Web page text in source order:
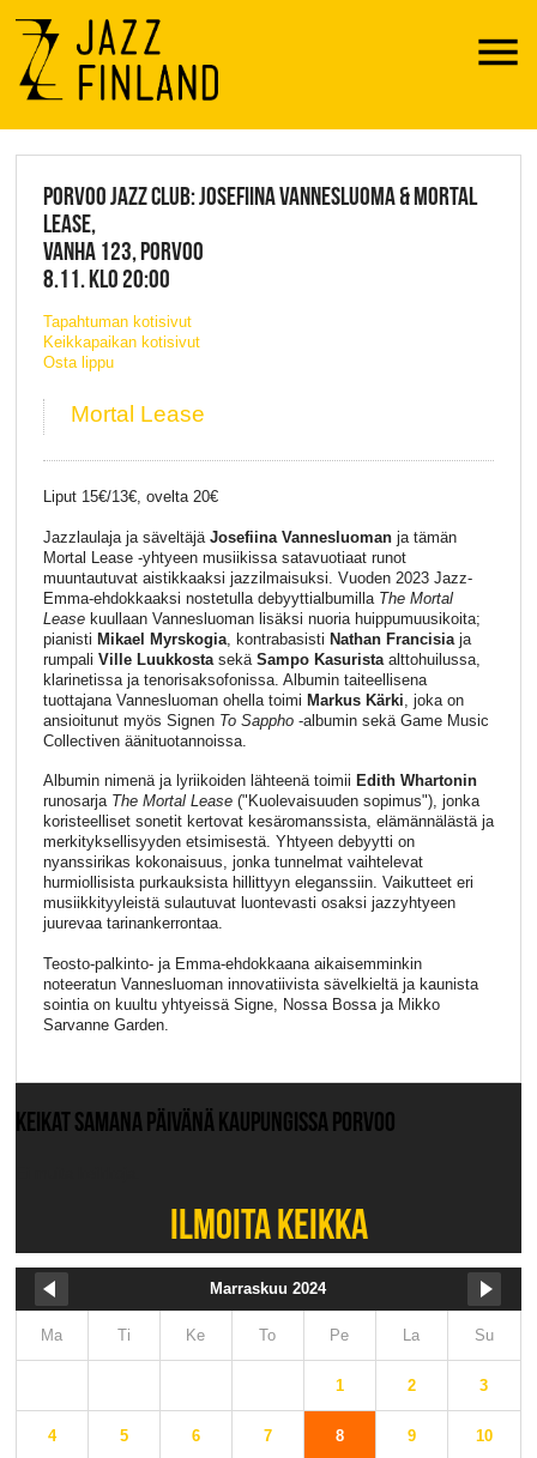
Menu
JAZZ FINLAND LIVE
PORVOO JAZZ CLUB: JOSEFIINA VANNESLUOMA & MORTAL
LEASE,
VANHA 123, PORVOO
8.11. KLO 20:00
Tapahtuman kotisivut
Keikkapaikan kotisivut
Osta lippu
Mortal Lease
Liput 15€/13€, ovelta 20€
Jazzlaulaja ja säveltäjä Josefiina Vannesluomanja tämän
Mortal Lease -yhtyeen musiikissa satavuotiaat runot
muuntautuvat aistikkaaksi jazzilmaisuksi. Vuoden 2023 Jazz-
Emma-ehdokkaaksi nostetulla debyyttialbumilla The Mortal
Leasekuullaan Vannesluoman lisäksi nuoria huippumuusikoita;
pianisti Mikael Myrskogia, kontrabasisti Nathan Francisiaja
rumpali Ville Luukkostasekä Sampo Kasuristaalttohuilussa,
klarinetissa ja tenorisaksofonissa. Albumin taiteellisena
tuottajana Vannesluoman ohella toimi Markus Kärki , joka on
ansioitunut myös Signen To Sappho-albumin sekä Game Music
Collectiven äänituotannoissa.
Albumin nimenä ja lyriikoiden lähteenä toimii Edith Whartonin
runosarja The Mortal Lease("Kuolevaisuuden sopimus"), jonka
koristeelliset sonetit kertovat kesäromanssista, elämännälästä ja
merkityksellisyyden etsimisestä. Yhtyeen debyytti on
nyanssirikas kokonaisuus, jonka tunnelmat vaihtelevat
hurmiollisista purkauksista hillittyyn eleganssiin. Vaikutteet eri
musiikkityyleistä sulautuvat luontevasti osaksi jazzyhtyeen
juurevaa tarinankerrontaa.
Teosto-palkinto- ja Emma-ehdokkaana aikaisemminkin
noteeratun Vannesluoman innovatiivista sävelkieltä ja kaunista
sointia on kuultu yhtyeissä Signe, Nossa Bossa ja Mikko
Sarvanne Garden.
KEIKAT SAMANA PÄIVÄNÄ KAUPUNGISSA PORVOO
ILMOITA KEIKKA
Marraskuu 2024
Ma Ti Ke To Pe La Su
1 2 3
4 5 6 7 8 9 10